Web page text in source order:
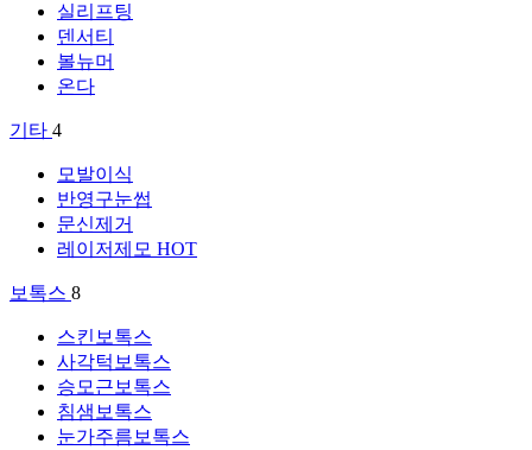
실리프팅
덴서티
볼뉴머
온다
기타 4
모발이식
반영구눈썹
문신제거
레이저제모 HOT
보톡스 8
스킨보톡스
사각턱보톡스
승모근보톡스
침샘보톡스
눈가주름보톡스